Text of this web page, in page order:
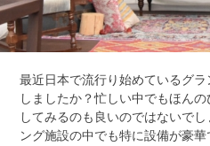
最近日本で流行り始めているグ
しましたか？忙しい中でもほん
してみるのも良いのではないで
ング施設の中でも特に設備が豪